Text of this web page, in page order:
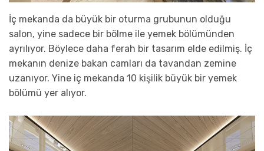
İç mekanda da büyük bir oturma grubunun olduğu
salon, yine sadece bir bölme ile yemek bölümünden
ayrılıyor. Böylece daha ferah bir tasarım elde edilmiş. İç
mekanın denize bakan camları da tavandan zemine
uzanıyor. Yine iç mekanda 10 kişilik büyük bir yemek
bölümü yer alıyor.